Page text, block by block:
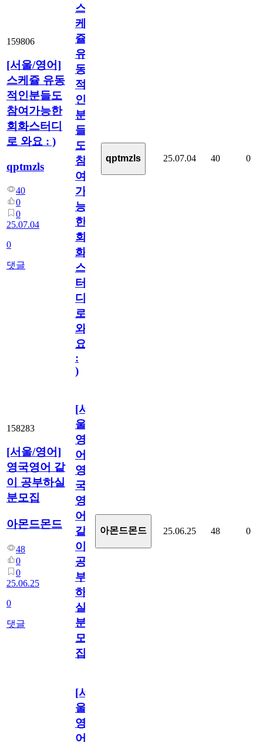
159806
[서울/영어]
스케쥴 유동
적인분들도
참여가능한
회화스터디
로 와요 : )
qptmzls
40
0
0
25.07.04
0
댓글
스
케
쥴
유
동
적
인
분
들
도
참
여
가
능
한
회
화
스
터
디
로
와
요
:
)
qptmzls 25.07.04 40 0
158283
[서울/영어]
영국영어 같
이 공부하실
분모집
아몬드몬드
48
0
0
25.06.25
0
댓글
[서
울/
영
어]
영
국
영
어
같
이
공
부
하
실
분
모
집
아몬드몬드 25.06.25 48 0
[서
울/
영
어]